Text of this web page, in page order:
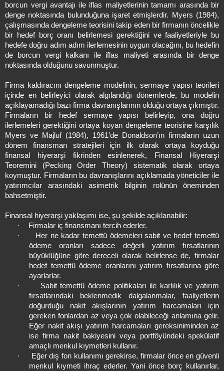
borcun vergi avantajı ile iflas maliyetlerinin tamamı arasında bir
denge noktasında bulunduğuna işaret etmişlerdir. Myers (1984),
çalışmasında dengeleme teorisini takip eden bir firmanın öncelikle
bir hedef borç oranı belirlemesi gerektiğini ve faaliyetleriyle bu
hedefe doğru adım adım ilerlemesinin uygun olacağını, bu hedefin
de borcun vergi kalkanı ile iflas maliyeti arasında bir denge
noktasında olduğunu savunmuştur.
Firma kaldıracını dengeleme modelinin, sermaye yapısı teorileri
içinde en belirleyici olarak algılandığı dönemlerde, bu modelin
açıklayamadığı bazı firma davranışlarının olduğu ortaya çıkmıştır.
Firmaların bir hedef sermaye yapısı belirleyip, ona doğru
ilerlemeleri gerektiğini ortaya koyan dengeleme teorisine karşılık
Myers ve Majluf (1984), 1961’de Donaldson’ın firmaların uzun
dönem finansman stratejileri için ilk olarak ortaya koyduğu
finansal hiyerarşi fikrinden esinlenerek, Finansal Hiyerarşi
Teoremini (Pecking Order Theory) sistematik olarak ortaya
koymuştur. Firmaların bu davranışlarını açıklamada yöneticiler ile
yatırımcılar arasındaki asimetrik bilginin rolünün öneminden
bahsetmiştir.
Finansal hiyerarşi yaklaşımı ise, şu şekilde açıklanabilir:
·
Firmalar iç finansmanı tercih ederler.
·
Her ne kadar temettü ödemeleri sabit ve hedef temettü
ödeme oranları sadece değerli yatırım fırsatlarının
büyüklüğüne göre dereceli olarak belirlense de, firmalar
hedef temettü ödeme oranlarını yatırım fırsatlarına göre
ayarlarlar.
·
Sabit temettü ödeme politikaları ile karlılık ve yatırım
fırsatlarındaki beklenmedik dalgalanmalar, faaliyetlerin
doğurduğu nakit akışlarının yatırım harcamaları için
gereken fonlardan az veya çok olabileceği anlamına gelir.
Eğer nakit akışı yatırım harcamaları gereksiniminden az
ise firma nakit bakiyesini veya portföyündeki spekülatif
amaçlı menkul kıymetleri kullanır.
·
Eğer dış fon kullanımı gerekirse, firmalar önce en güvenli
menkul kıymeti ihraç ederler. Yani önce borç kullanırlar,